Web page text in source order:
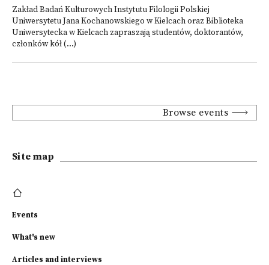
Zakład Badań Kulturowych Instytutu Filologii Polskiej
Uniwersytetu Jana Kochanowskiego w Kielcach oraz Biblioteka
Uniwersytecka w Kielcach zapraszają studentów, doktorantów,
członków kół (...)
Browse events
Site map
Events
What's new
Articles and interviews